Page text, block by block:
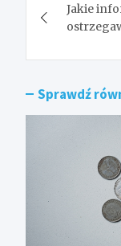
wpisu
Jakie
Sprawdź